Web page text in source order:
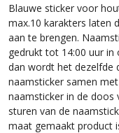
Blauwe sticker voor
max.10 karakters laten
aan te brengen.
gedrukt tot 14:00 uur
dan wordt het dezelfde
naamsticker samen
naamsticker in de doos
sturen van de
maat gemaakt product